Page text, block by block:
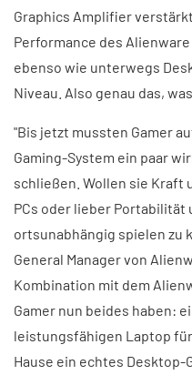
Graphics Amplifier
Performance des
ebenso wie unterwegs
Niveau. Also genau das,
"Bis jetzt mussten Gamer
Gaming-System ein paar
schließen. Wollen sie Kraft
PCs oder lieber Portabilität
ortsunabhängig spielen zu
General Manager von
Kombination mit dem
Gamer nun beides haben:
leistungsfähigen Laptop
Hause ein echtes